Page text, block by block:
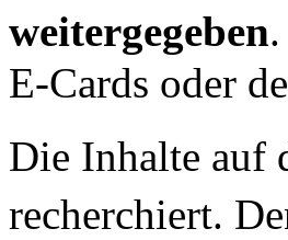
weitergegeben
E-Cards oder
Die Inhalte auf
recherchiert.